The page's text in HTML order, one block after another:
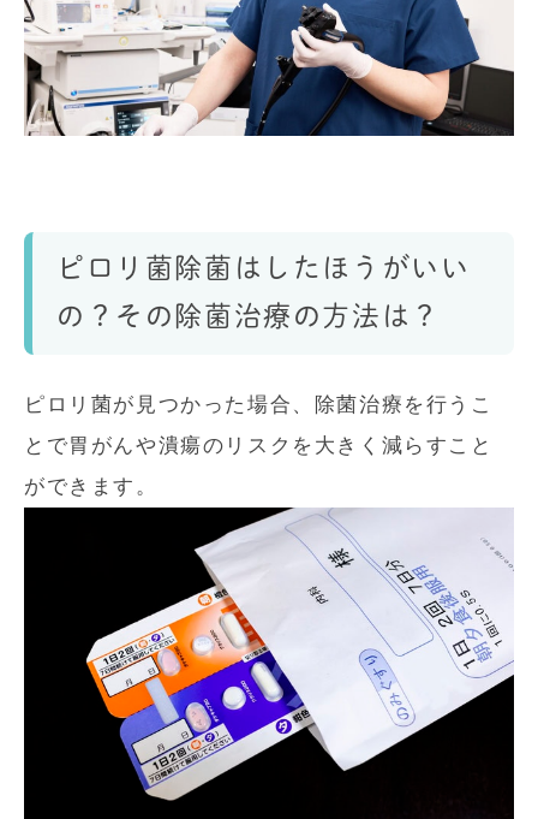
ピロリ菌除菌はしたほうがいい
の？その除菌治療の方法は？
ピロリ菌が見つかった場合、除菌治療を行うこ
とで胃がんや潰瘍のリスクを大きく減らすこと
ができます。